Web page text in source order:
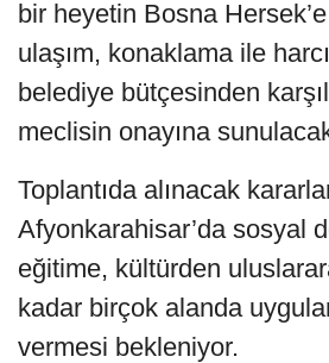
bir heyetin Bosna
ulaşım, konaklama ile
belediye bütçesinden
meclisin onayına
Toplantıda alınacak
Afyonkarahisar’da sosyal
eğitime, kültürden
kadar birçok alanda
vermesi bekleniyor.